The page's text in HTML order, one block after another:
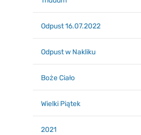
Odpust 16.07.2022
Odpust w Nakliku
Boże Ciało
Wielki Piątek
2021